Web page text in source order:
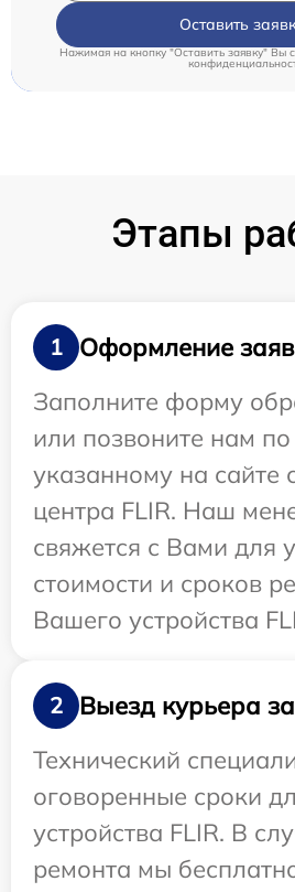
Оставить
Нажимая на кнопку "Оставить заявку" Вы
Этапы
1
Оформление
Заполните форму
или позвоните нам
указанному на сайте
центра FLIR. Наш
свяжется с Вами для
стоимости и сроков
Вашего устройства
2
Выезд курьера
Технический
оговоренные сроки
устройства FLIR. В
ремонта мы